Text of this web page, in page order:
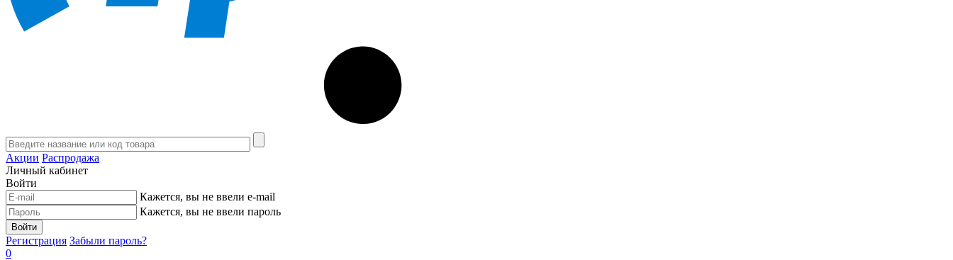
Акции Распродажа
Личный кабинет
Войти
Кажется, вы не ввели e-mail
Кажется, вы не ввели пароль
Войти
Регистрация Забыли пароль?
0